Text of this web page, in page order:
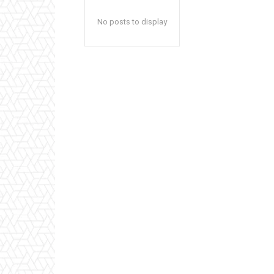
No posts to display